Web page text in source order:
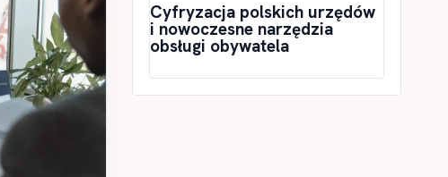
Cyfryzacja polskich urzędów
i nowoczesne narzędzia
obsługi obywatela